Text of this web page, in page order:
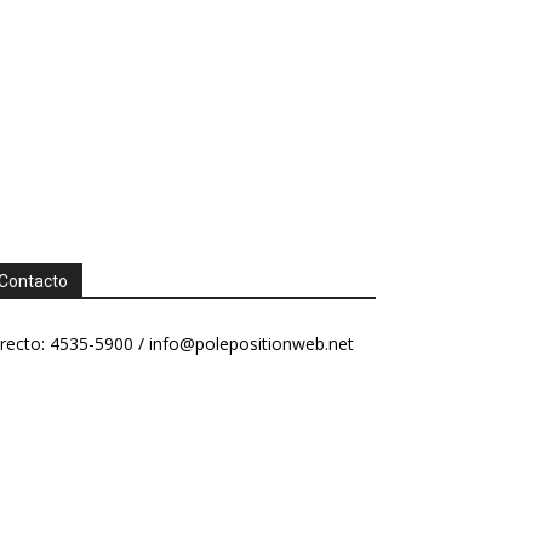
4535-5900 / info@polepositionweb.net